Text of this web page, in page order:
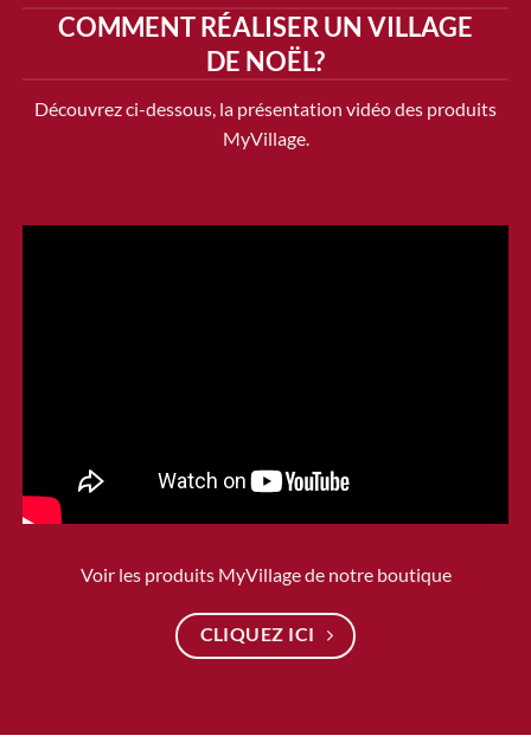
COMMENT RÉALISER UN VILLAGE
DE NOËL?
Découvrez ci-dessous, la présentation vidéo des produits
MyVillage.
Voir les produits MyVillage de notre boutique
CLIQUEZ ICI